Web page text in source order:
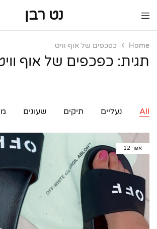
נט רבן
נט
מותגי
מותגי
Home כפכפים של אוף וויט
תגית: כפכפים של אוף
All נעליים תיקים שעונים
אפר 12